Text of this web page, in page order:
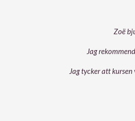
Zoë
Jag
Jag tycker att